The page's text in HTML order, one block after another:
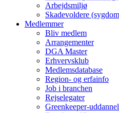
Arbejdsmiljø
Skadevoldere
Medlemmer
Bliv medlem
Arrangementer
DGA Master
Erhvervsklub
Medlemsdatabase
Region- og erfainfo
Job i branchen
Rejselegater
Greenkeeper-